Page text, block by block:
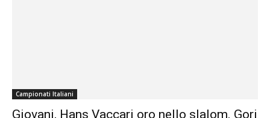
Campionati Italiani
Giovani, Hans Vaccari oro nello slalom. Gori